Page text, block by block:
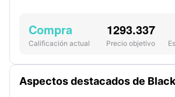
Aspectos destacados de
Compra
Calificación actual
1293.337
Precio objetivo